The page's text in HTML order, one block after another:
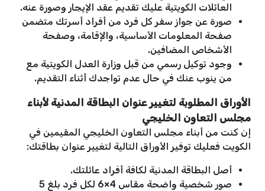
العائلات الكويتية عليك تقديم عقد الإيجار وصورة عنه.
صورة عن جواز سفر كل فرد من أفراد أسرتك متضمن
صفحة المعلومات الأساسية، والإقامة، وصفحة
الأشخاص المضافين.
وجود توكيل رسمي من قبل وزارة العدل الكويتية مع
من ينوب عنك في حال عدم تواجدك أثناء التقديم.
الأوراق المطلوبة لتغيير عنوان البطاقة المدنية لأبناء
مجلس التعاون الخليجي
إن كنت من أبناء مجلس التعاون الخليجي المقيمين في
الكويت فعليك توفير الأوراق التالية لتغيير عنوان بطاقتك:
أصل البطاقة المدنية لكافة أفراد عائلتك.
صور شخصية واضحة مقاس 4×6 لكل فرد بلغ 5